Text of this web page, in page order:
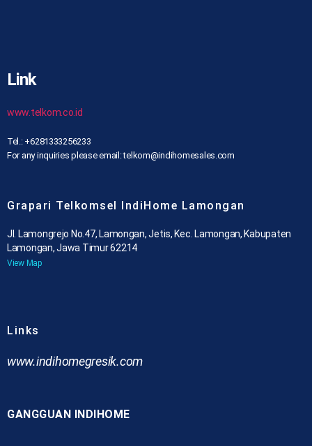
Link
www.telkom.co.id
Tel.: +6281333256233
For any inquiries please email: telkom@indihomesales.com
Grapari Telkomsel IndiHome Lamongan
Jl. Lamongrejo No.47, Lamongan, Jetis, Kec. Lamongan, Kabupaten
Lamongan, Jawa Timur 62214
View Map
Links
www.indihomegresik.com
GANGGUAN INDIHOME